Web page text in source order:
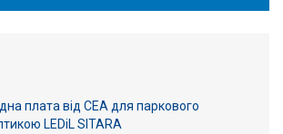
плата від СЕА для паркового
LEDiL SITARA